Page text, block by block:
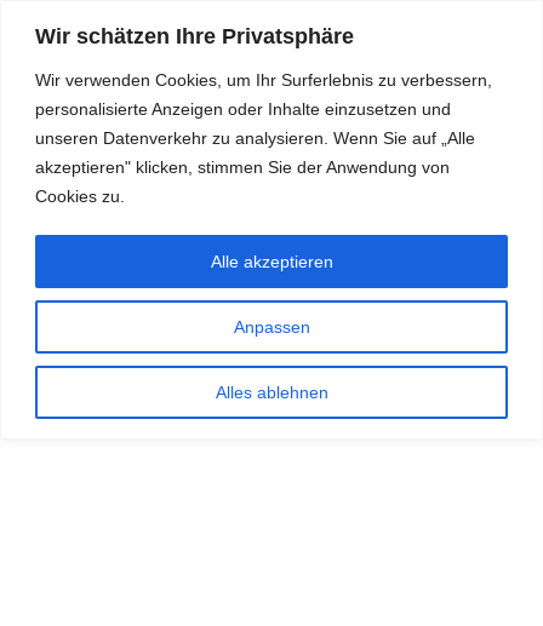
Wir schätzen Ihre Privatsphäre
Wir verwenden Cookies, um Ihr Surferlebnis zu verbessern,
personalisierte Anzeigen oder Inhalte einzusetzen und
unseren Datenverkehr zu analysieren. Wenn Sie auf „Alle
akzeptieren" klicken, stimmen Sie der Anwendung von
Cookies zu.
Anpassen
Alles ablehnen
Alle akzeptieren
RDKS.EXPERT
TESTS, EXPERTEN-TIPPS RUND UM DAS THEMA RDKS UND